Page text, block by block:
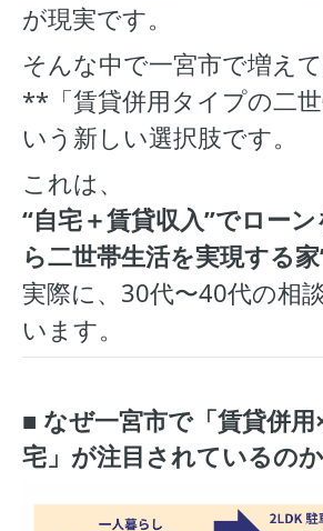
が現実です。
そんな中で一宮市で増えて
**「賃貸併用タイプの二
いう新しい選択肢です。
これは、
“自宅＋賃貸収入”でロー
ら二世帯生活を実現する
実際に、30代〜40代の相
います。
■ なぜ一宮市で「賃貸併
宅」が注目されているの